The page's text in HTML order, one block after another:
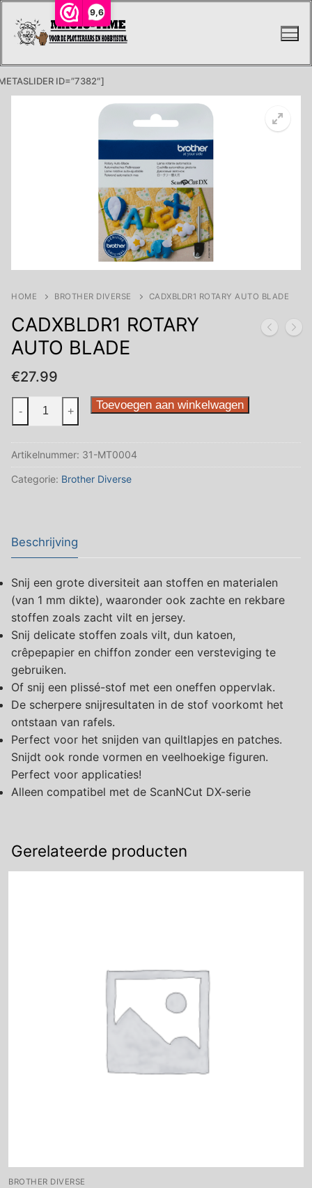
9,6
naar
ID=”7382″]
HOME BROTHER DIVERSE CADXBLDR1 ROTARY AUTO BLADE
CADXBLDR1 ROTARY
AUTO BLADE
€27.99
CADXBLDR1
ROTARY
BLADE
aantal
- + Toevoegen aan winkelwagen
Artikelnummer: 31-MT0004
Categorie: Brother Diverse
Beschrijving
Snij een grote diversiteit aan stoffen en materialen
(van 1 mm dikte), waaronder ook zachte en rekbare
stoffen zoals zacht vilt en jersey.
Snij delicate stoffen zoals vilt, dun katoen,
crêpepapier en chiffon zonder een versteviging te
gebruiken.
Of snij een plissé-stof met een oneffen oppervlak.
De scherpere snijresultaten in de stof voorkomt het
ontstaan van rafels.
Perfect voor het snijden van quiltlapjes en patches.
Snijdt ook ronde vormen en veelhoekige figuren.
Perfect voor applicaties!
Alleen compatibel met de ScanNCut DX-serie
Gerelateerde producten
BROTHER DIVERSE